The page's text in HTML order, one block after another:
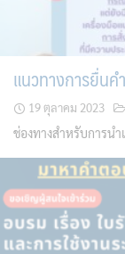
แนวทางการยื่นค
19 ตุลาคม 2023
ช่องทางสำหรับการน